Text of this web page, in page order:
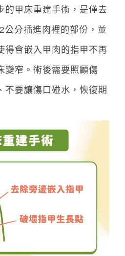
的甲床重建手術，是僅去
公分插進肉裡的部份，並
得會嵌入甲肉的指甲不再
變窄。術後需要照顧傷
不要讓傷口碰水，恢復期